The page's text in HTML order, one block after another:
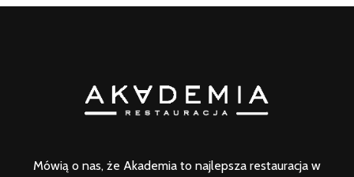
Mówią o nas, że Akademia to najlepsza restauracja w